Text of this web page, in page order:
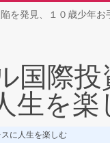
を発見、１０歳少年お
国際
生を楽
に人生を楽しむ